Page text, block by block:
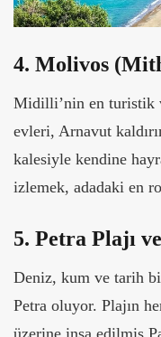
4. Molivos
Midilli’nin en turistik
evleri, Arnavut
kalesiyle kendine
izlemek, adadaki en
5. Petra Plajı
Deniz, kum ve tarih
Petra oluyor. Plajın
üzerine inşa edilmiş